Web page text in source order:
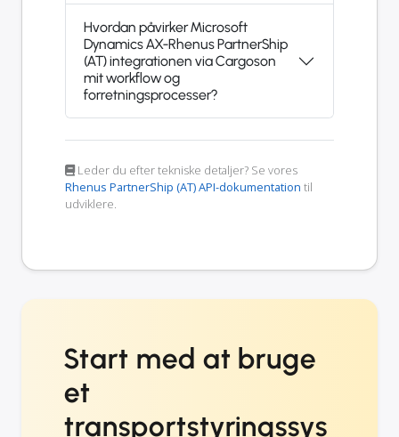
Hvordan påvirker Microsoft
Dynamics AX-Rhenus PartnerShip
(AT) integrationen via Cargoson
mit workflow og
forretningsprocesser?
Leder du efter tekniske detaljer? Se vores
Rhenus PartnerShip (AT) API-dokumentation til
udviklere.
Start med at bruge
et
transportstyringssys